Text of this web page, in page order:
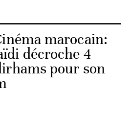
marocain:
décroche 4
pour son